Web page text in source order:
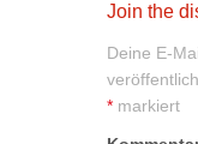
Join the
Deine E-
* markiert